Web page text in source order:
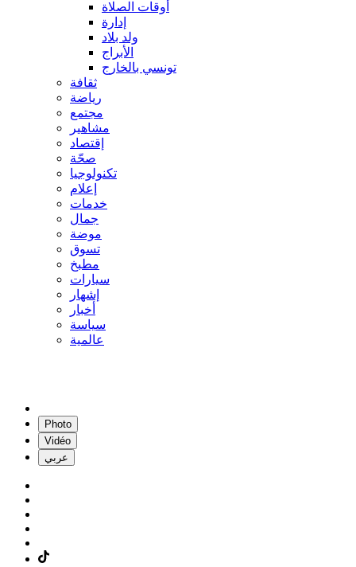
أوقات الصلاة
إدارة
ولد بلاد
الأبراج
تونسي بالخارج
ثقافة
رياضة
مجتمع
مشاهير
إقتصاد
صحّة
تكنولوجيا
إعلام
خدمات
جمال
موضة
تسوق
مطبخ
سيارات
إشهار
أخبار
سياسة
عالمية
Photo
Vidéo
عربي